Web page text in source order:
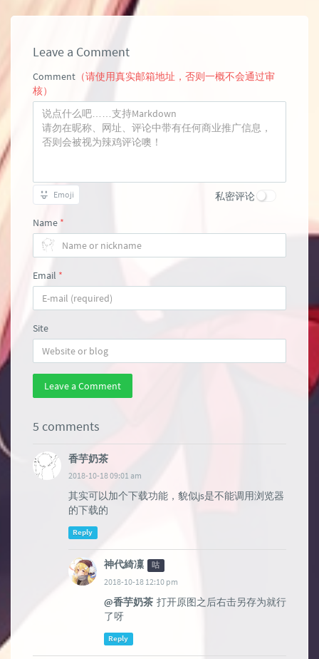
Leave a Comment
Comment （请使用真实邮箱地址，否则一概不会通过审
核）
Emoji 私密评论
Name *
Email *
Site
Leave a Comment
5 comments
香芋奶茶
2018-10-18 09:01 am
其实可以加个下载功能，貌似js是不能调用浏览器
的下载的
Reply
神代綺凜 咕
2018-10-18 12:10 pm
@香芋奶茶 打开原图之后右击另存为就行
了呀
Reply